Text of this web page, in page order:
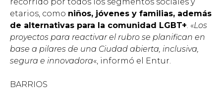
etarios, como niños, jóvenes y familias, además
de alternativas para la comunidad LGBT+. «Los
proyectos para reactivar el rubro se planifican en
base a pilares de una Ciudad abierta, inclusiva,
segura e innovadora«, informó el Entur.
BARRIOS